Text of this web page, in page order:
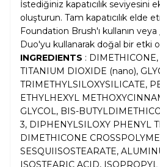
İstediğiniz kapatıcılık seviyesini
oluşturun. Tam kapatıcılık elde
Foundation Brush'ı kullanın veya
Duo'yu kullanarak doğal bir etki
INGREDIENTS :
TITANIUM DIOXIDE (nano),
TRIMETHYLSILOXYSILICATE,
ETHYLHEXYL
GLYCOL, BIS-
3, DIPHENYLSILOXY PHENYL
DIMETHICONE
SESQUIISOSTEARATE,
ISOSTEARIC ACID, ISOPROPYL